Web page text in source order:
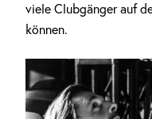
viele Clubgänger auf
können.